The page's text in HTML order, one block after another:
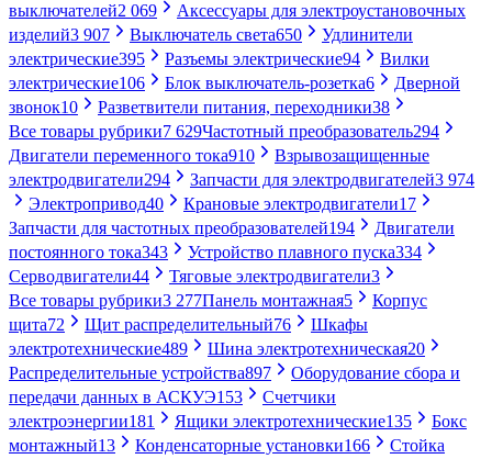
выключателей2 069
Аксессуары для электроустановочных
изделий3 907 Выключатель света650
Удлинители
электрические395 Разъемы электрические94
Вилки
электрические106 Блок выключатель-розетка6
Дверной
звонок10 Разветвители питания, переходники38
Все товары рубрики7 629Частотный преобразователь294
Двигатели переменного тока910
Взрывозащищенные
электродвигатели294 Запчасти для электродвигателей3 974
Электропривод40 Крановые электродвигатели17
Запчасти для частотных преобразователей194
Двигатели
постоянного тока343 Устройство плавного пуска334
Серводвигатели44 Тяговые электродвигатели3
Все товары рубрики3 277Панель монтажная5
Корпус
щита72 Щит распределительный76
Шкафы
электротехнические489 Шина электротехническая20
Распределительные устройства897
Оборудование сбора и
передачи данных в АСКУЭ153
Счетчики
электроэнергии181 Ящики электротехнические135
Бокс
монтажный13 Конденсаторные установки166
Стойка